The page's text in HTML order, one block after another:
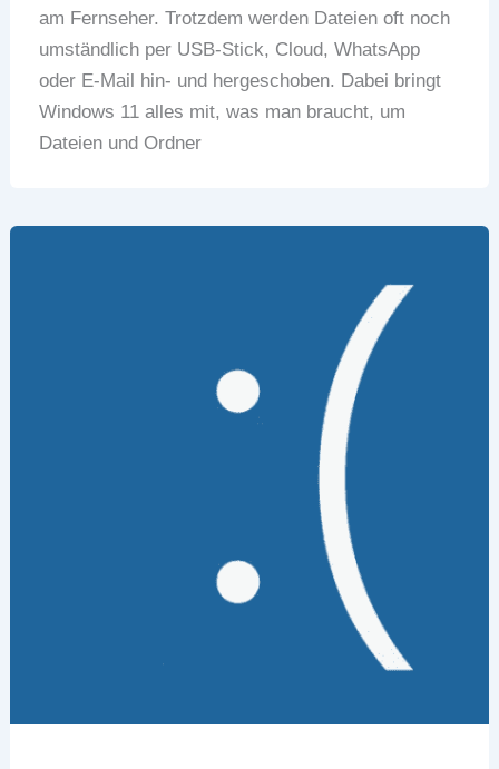
am Fernseher. Trotzdem werden Dateien oft noch
umständlich per USB-Stick, Cloud, WhatsApp
oder E-Mail hin- und hergeschoben. Dabei bringt
Windows 11 alles mit, was man braucht, um
Dateien und Ordner